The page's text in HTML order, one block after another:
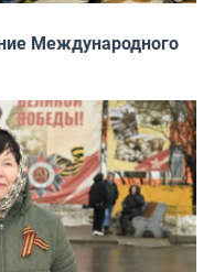
Международного